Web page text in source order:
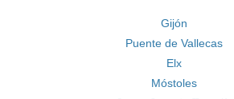
Gijón
Puente de Vallecas
Elx
Móstoles